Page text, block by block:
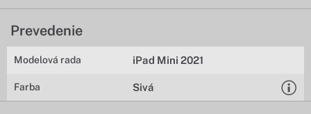
Prevedenie
Modelová rada iPad Mini 2021
Farba Sivá